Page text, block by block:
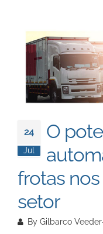
Mexico
Español
24
Jul
O
frotas
setor
By Gilbarco